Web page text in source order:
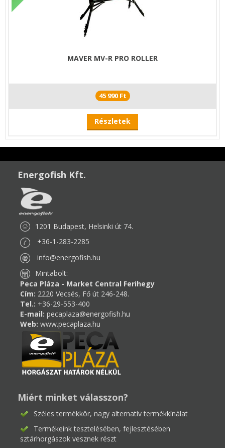
MAVER MV-R PRO ROLLER
45 990 Ft
Részletek
Energofish Kft.
1201 Budapest, Helsinki út 74.
+36-1-283-2285
info@energofish.hu
Mintabolt:
Peca Pláza - Market Central Ferihegy
Cím: 2220 Vecsés, Fő út 246-248.
Tel.: +36-29-553-400
E-mail: pecaplaza@energofish.hu
Web: www.pecaplaza.hu
Miért minket válasszon?
Széles termékkör, nagy alternatív termékkínálat
Termékeink tesztelésében, fejlesztésében
sztárhorgászok vesznek részt